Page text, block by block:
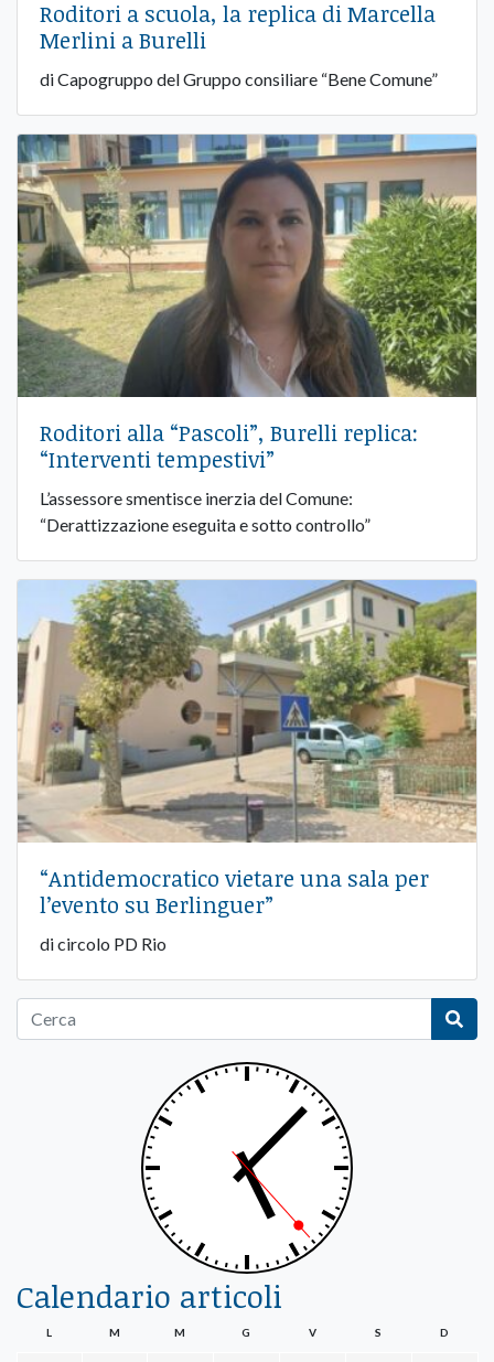
Roditori a scuola, la replica di Marcella
Merlini a Burelli
di Capogruppo del Gruppo consiliare “Bene Comune”
Roditori alla “Pascoli”, Burelli replica:
“Interventi tempestivi”
L’assessore smentisce inerzia del Comune:
“Derattizzazione eseguita e sotto controllo”
“Antidemocratico vietare una sala per
l’evento su Berlinguer”
di circolo PD Rio
Calendario articoli
L M M G V S D